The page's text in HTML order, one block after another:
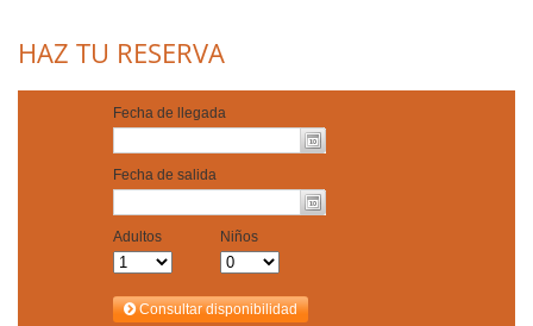
HAZ TU RESERVA